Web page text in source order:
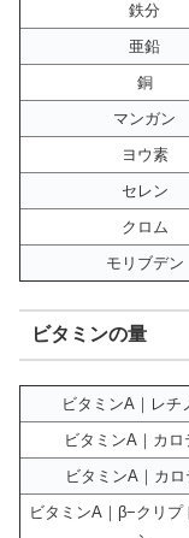
鉄分
亜鉛
銅
マンガン
ヨウ素
セレン
クロム
モリブデン
ビタミンの量
ビタミンA｜レチ
ビタミンA｜カロ
ビタミンA｜カロ
ビタミンA｜β−クリプ